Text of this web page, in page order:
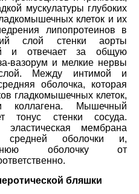
мускулатуры глубоких
клеток и их
липопротеинов в
слой стенки аорты
и отвечает за общую
вазорум и мелкие нервы
Между интимой и
оболочка, которая
гладкомышечных клеток,
коллагена. Мышечный
тонус стенки сосуда.
мембрана
оболочки и,
оболочку от
бляшки